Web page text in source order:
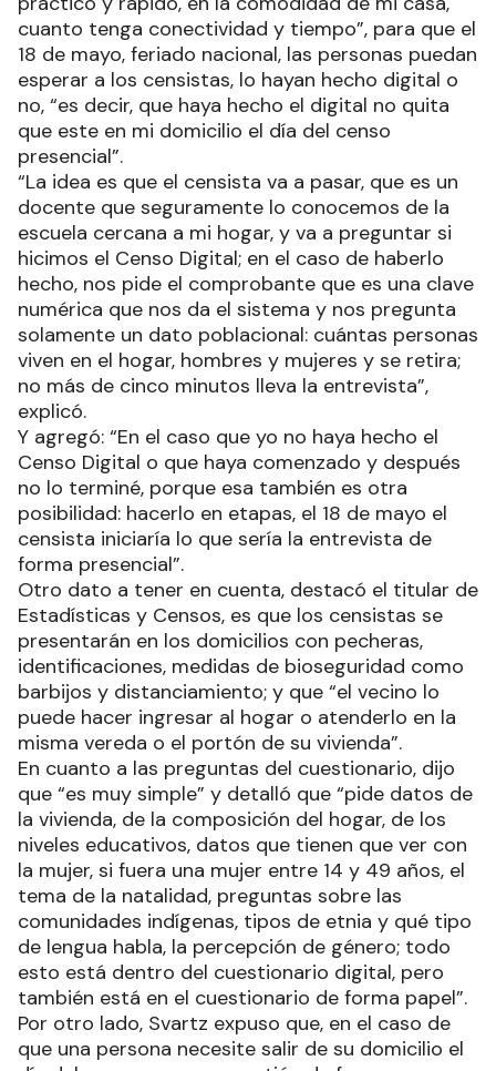
cuanto tenga conectividad y tiempo”, para que el
18 de mayo, feriado nacional, las personas puedan
esperar a los censistas, lo hayan hecho digital o
no, “es decir, que haya hecho el digital no quita
que este en mi domicilio el día del censo
presencial”.
“La idea es que el censista va a pasar, que es un
docente que seguramente lo conocemos de la
escuela cercana a mi hogar, y va a preguntar si
hicimos el Censo Digital; en el caso de haberlo
hecho, nos pide el comprobante que es una clave
numérica que nos da el sistema y nos pregunta
solamente un dato poblacional: cuántas personas
viven en el hogar, hombres y mujeres y se retira;
no más de cinco minutos lleva la entrevista”,
explicó.
Y agregó: “En el caso que yo no haya hecho el
Censo Digital o que haya comenzado y después
no lo terminé, porque esa también es otra
posibilidad: hacerlo en etapas, el 18 de mayo el
censista iniciaría lo que sería la entrevista de
forma presencial”.
Otro dato a tener en cuenta, destacó el titular de
Estadísticas y Censos, es que los censistas se
presentarán en los domicilios con pecheras,
identificaciones, medidas de bioseguridad como
barbijos y distanciamiento; y que “el vecino lo
puede hacer ingresar al hogar o atenderlo en la
misma vereda o el portón de su vivienda”.
En cuanto a las preguntas del cuestionario, dijo
que “es muy simple” y detalló que “pide datos de
la vivienda, de la composición del hogar, de los
niveles educativos, datos que tienen que ver con
la mujer, si fuera una mujer entre 14 y 49 años, el
tema de la natalidad, preguntas sobre las
comunidades indígenas, tipos de etnia y qué tipo
de lengua habla, la percepción de género; todo
esto está dentro del cuestionario digital, pero
también está en el cuestionario de forma papel”.
Por otro lado, Svartz expuso que, en el caso de
que una persona necesite salir de su domicilio el